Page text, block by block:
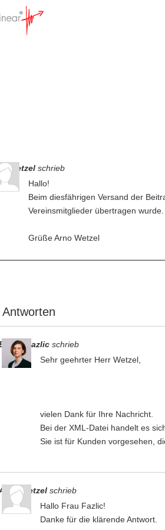
Wetzel schrieb
Hallo!
Beim diesfährigen Versand der
Vereinsmitglieder übertragen
Grüße Arno Wetzel
Antworten
Fazlic schrieb
Sehr geehrter Herr Wetzel,
vielen Dank für Ihre Nachricht.
Bei der XML‑Datei handelt es
Sie ist für Kunden vorgesehen,
Wetzel schrieb
Hallo Frau Fazlic!
Danke für die klärende Antwort.